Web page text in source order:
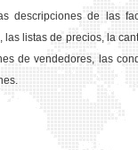
descripciones de las
las listas de precios, la
de vendedores, las